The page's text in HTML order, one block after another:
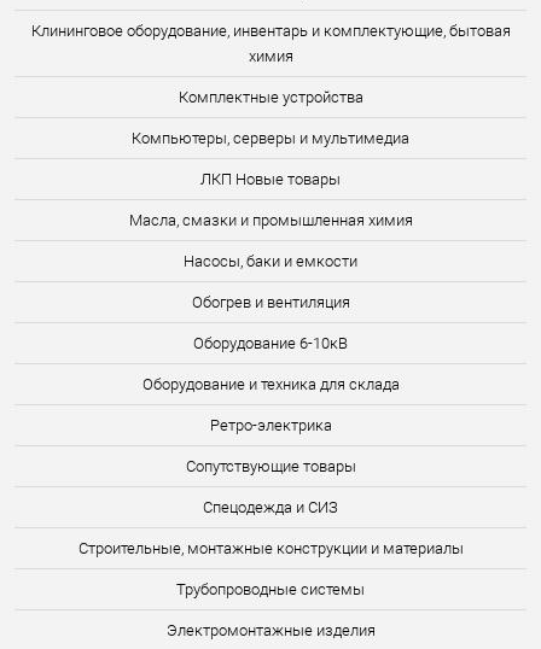
Клининговое оборудование, инвентарь и комплектующие, бытовая
химия
Комплектные устройства
Компьютеры, серверы и мультимедиа
ЛКП Новые товары
Масла, смазки и промышленная химия
Насосы, баки и емкости
Обогрев и вентиляция
Оборудование 6-10кВ
Оборудование и техника для склада
Ретро-электрика
Сопутствующие товары
Спецодежда и СИЗ
Строительные, монтажные конструкции и материалы
Трубопроводные системы
Электромонтажные изделия